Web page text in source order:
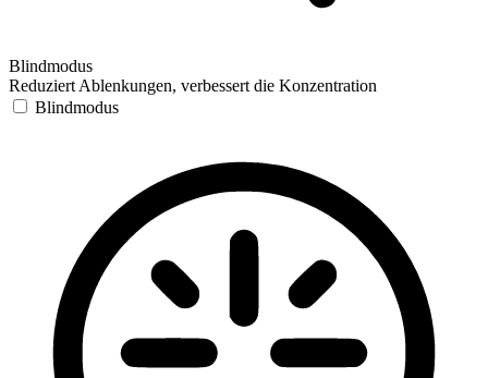
Blindmodus
Reduziert Ablenkungen, verbessert die Konzentration
Blindmodus